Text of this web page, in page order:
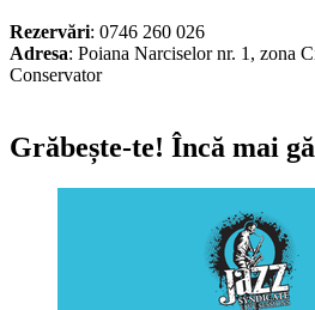
Rezervări: 0746 260 026
Adresa: Poiana Narciselor nr. 1, zona
Conservator
Grăbește-te! Încă mai